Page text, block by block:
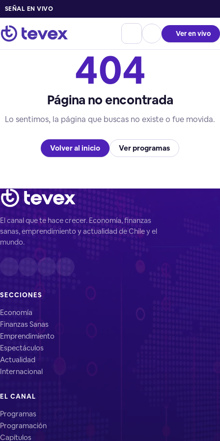
SEÑAL EN VIVO
Ver en vivo
404
Página no encontrada
Lo sentimos, la página que buscas no existe o fue movida.
Volver al inicio Ver programas
El canal que te hace crecer. Economía, finanzas
sanas, emprendimiento y actualidad de Chile y el
mundo.
SECCIONES
Economía
Finanzas Sanas
Emprendimiento
Espectáculos
Actualidad
Internacional
EL CANAL
Programas
Programación
Capítulos